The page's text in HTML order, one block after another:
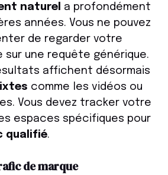
naturel
a profondément
années. Vous ne pouvez
de regarder votre
sur une requête générique.
affichent désormais
comme les vidéos ou
Vous devez tracker votre
espaces spécifiques pour
qualifié.
de marque